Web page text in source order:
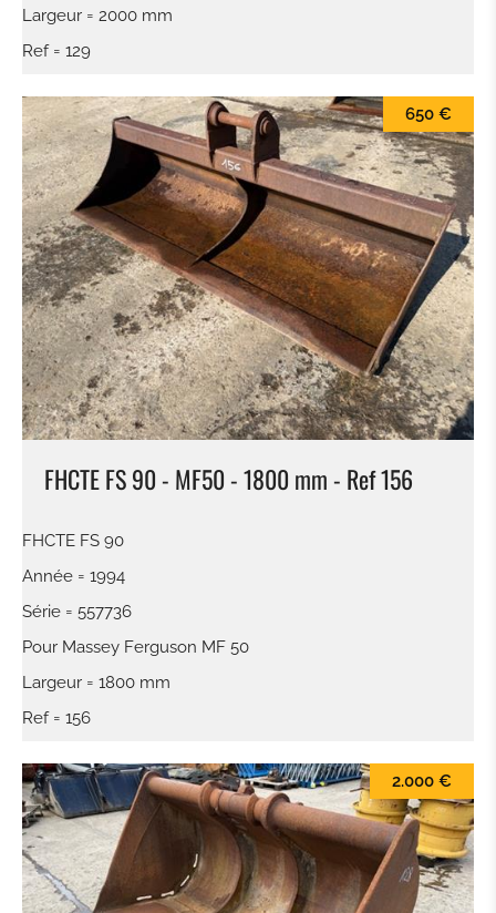
MOTEUR
CISEAUX À BÉTON
BROYEUR
SALEUSES
PANIER DE TRAVAIL
MACHINE POUR PIÈCE
Largeur = 2000 mm
Ref = 129
FHCTE FS 90 - MF50 - 1800 mm - Ref 156
650 €
FHCTE FS 90
Année = 1994
Série = 557736
Pour Massey Ferguson MF 50
Largeur = 1800 mm
Ref = 156
2.000 €